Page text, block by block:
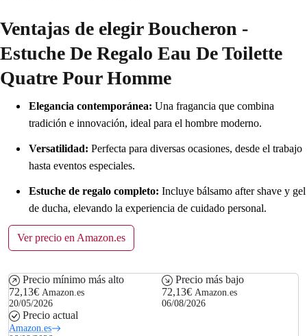
Ventajas de elegir Boucheron -
Estuche De Regalo Eau De Toilette
Quatre Pour Homme
Elegancia contemporánea: Una fragancia que combina
tradición e innovación, ideal para el hombre moderno.
Versatilidad: Perfecta para diversas ocasiones, desde el trabajo
hasta eventos especiales.
Estuche de regalo completo: Incluye bálsamo after shave y gel
de ducha, elevando la experiencia de cuidado personal.
Ver precio en Amazon.es
Precio mínimo más alto
72,13€ Amazon.es
20/05/2026
Precio más bajo
72,13€ Amazon.es
06/08/2026
Precio actual
Amazon.es